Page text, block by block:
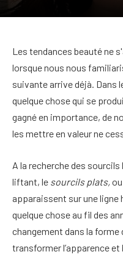
Les tendances beauté ne
lorsque nous nous
suivante arrive déjà. Dans
quelque chose qui se
gagné en importance, de
les mettre en valeur ne
A la recherche des
liftant, le sourcils plats,
apparaissent sur une ligne
quelque chose au fil des
changement dans la
transformer l’apparence et